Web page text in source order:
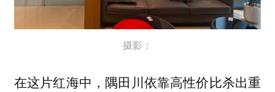
摄影：
在这片红海中， 隅田川依靠高性价比杀出重